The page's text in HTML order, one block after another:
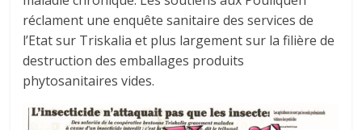
réclament une enquête sanitaire des services de
l’Etat sur Triskalia et plus largement sur la filière de
destruction des emballages produits
phytosanitaires vides.